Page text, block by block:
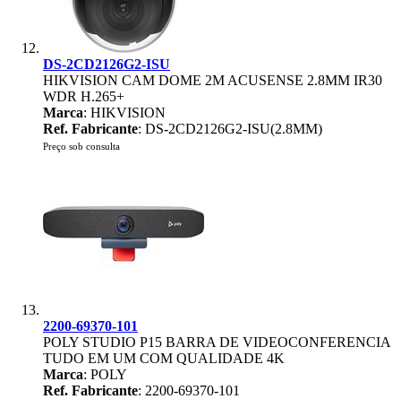
DS-2CD2126G2-ISU
HIKVISION CAM DOME 2M ACUSENSE 2.8MM IR30
WDR H.265+
Marca: HIKVISION
Ref. Fabricante: DS-2CD2126G2-ISU(2.8MM)
Preço sob consulta
2200-69370-101
POLY STUDIO P15 BARRA DE VIDEOCONFERENCIA
TUDO EM UM COM QUALIDADE 4K
Marca: POLY
Ref. Fabricante: 2200-69370-101